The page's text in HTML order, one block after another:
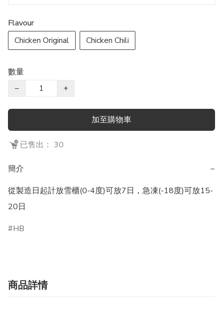
Flavour
Chicken Original
Chicken Chili
數量
−
+
加至購物車
已售出： 30
簡介
−
從製造日起計放雪櫃(0-4度)可放7日，急凍(-18度)可放15-
20日
HB
商品詳情